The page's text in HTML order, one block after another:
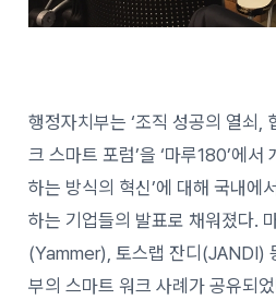
행정자치부는 ‘조직 성공의 열쇠,
크 스마트 포럼’을 ‘마루180’에서
하는 방식의 혁신’에 대해 국내에
하는 기업들의 발표로 채워졌다.
(Yammer), 토스랩 잔디(JANDI)
부의 스마트 워크 사례가 공유되